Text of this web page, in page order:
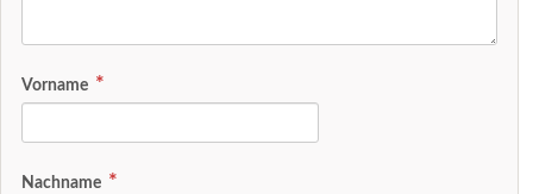
Vorname
Nachname